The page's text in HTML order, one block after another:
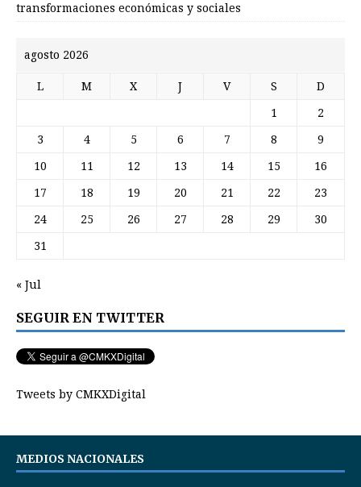
transformaciones económicas y sociales
agosto 2026
L M X J V S D
1 2
3 4 5 6 7 8 9
10 11 12 13 14 15 16
17 18 19 20 21 22 23
24 25 26 27 28 29 30
31
« Jul
SEGUIR EN TWITTER
Tweets by CMKXDigital
MEDIOS NACIONALES